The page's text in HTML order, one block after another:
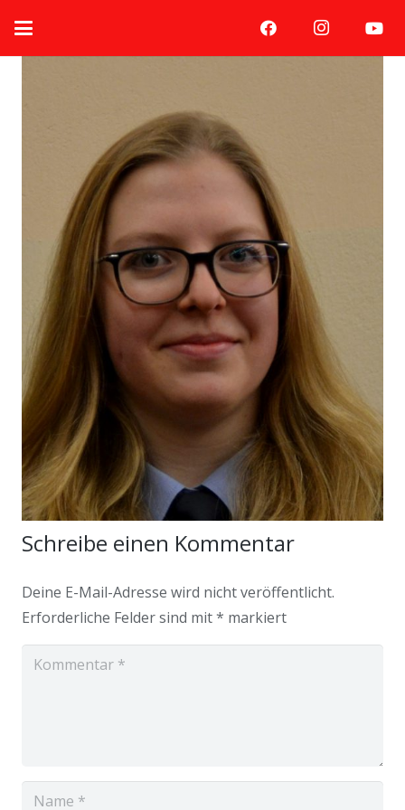
Schreibe einen Kommentar
Deine E-Mail-Adresse wird nicht veröffentlicht.
Erforderliche Felder sind mit* markiert